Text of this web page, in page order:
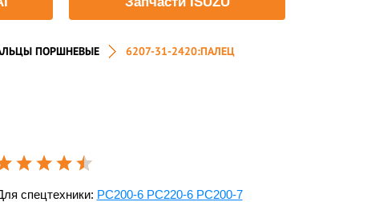
ПОРШНЕВЫЕ
6207-31-2420:ПАЛЕЦ
спецтехники: PC200-6 PC220-6 PC200-7